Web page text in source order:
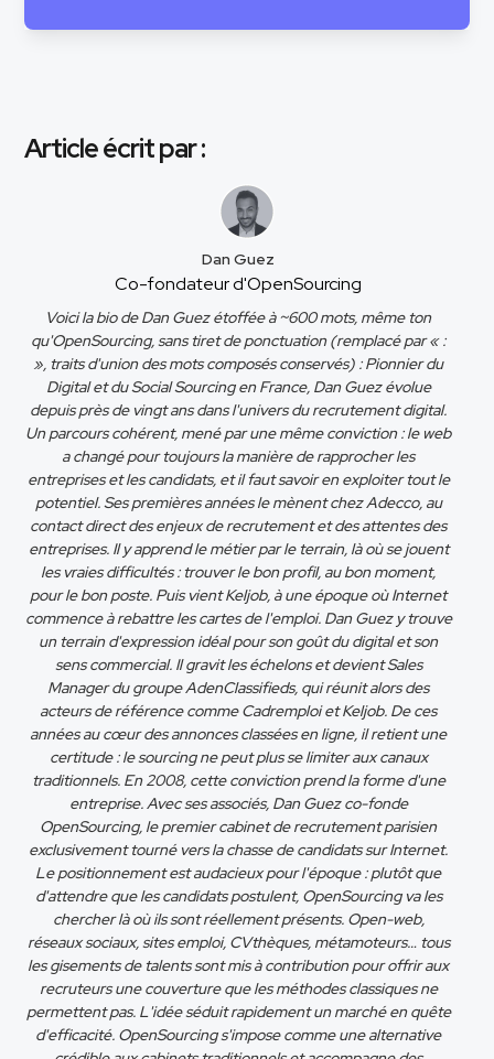
Article écrit par :
Dan Guez
Co-fondateur d'OpenSourcing
Voici la bio de Dan Guez étoffée à ~600 mots, même ton
qu'OpenSourcing, sans tiret de ponctuation (remplacé par « :
», traits d'union des mots composés conservés) : Pionnier du
Digital et du Social Sourcing en France, Dan Guez évolue
depuis près de vingt ans dans l'univers du recrutement digital.
Un parcours cohérent, mené par une même conviction : le web
a changé pour toujours la manière de rapprocher les
entreprises et les candidats, et il faut savoir en exploiter tout le
potentiel. Ses premières années le mènent chez Adecco, au
contact direct des enjeux de recrutement et des attentes des
entreprises. Il y apprend le métier par le terrain, là où se jouent
les vraies difficultés : trouver le bon profil, au bon moment,
pour le bon poste. Puis vient Keljob, à une époque où Internet
commence à rebattre les cartes de l'emploi. Dan Guez y trouve
un terrain d'expression idéal pour son goût du digital et son
sens commercial. Il gravit les échelons et devient Sales
Manager du groupe AdenClassifieds, qui réunit alors des
acteurs de référence comme Cadremploi et Keljob. De ces
années au cœur des annonces classées en ligne, il retient une
certitude : le sourcing ne peut plus se limiter aux canaux
traditionnels. En 2008, cette conviction prend la forme d'une
entreprise. Avec ses associés, Dan Guez co-fonde
OpenSourcing, le premier cabinet de recrutement parisien
exclusivement tourné vers la chasse de candidats sur Internet.
Le positionnement est audacieux pour l'époque : plutôt que
d'attendre que les candidats postulent, OpenSourcing va les
chercher là où ils sont réellement présents. Open-web,
réseaux sociaux, sites emploi, CVthèques, métamoteurs… tous
les gisements de talents sont mis à contribution pour offrir aux
recruteurs une couverture que les méthodes classiques ne
permettent pas. L'idée séduit rapidement un marché en quête
d'efficacité. OpenSourcing s'impose comme une alternative